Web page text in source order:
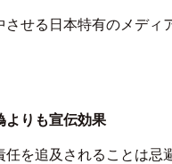
せる日本特有のメデ
りも宣伝効果
任を追及されることは